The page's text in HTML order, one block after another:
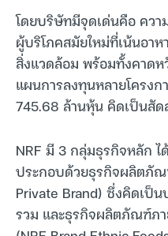
โดยบริษัทมีจุดเด่นคือ คว
ผู้บริโภคสมัยใหม่ที่เน้นอา
สิ่งแวดล้อม พร้อมทั้งคาดห
แผนการลงทุนหลายโครง
745.68 ล้านหุ้น คิดเป็นสัด
NRF มี 3 กลุ่มธุรกิจหลัก
ประกอบด้วยธุรกิจผลิตภัณ
Private Brand) ซึ่งคิดเป็
รวม และธุรกิจผลิตภัณฑ์ภ